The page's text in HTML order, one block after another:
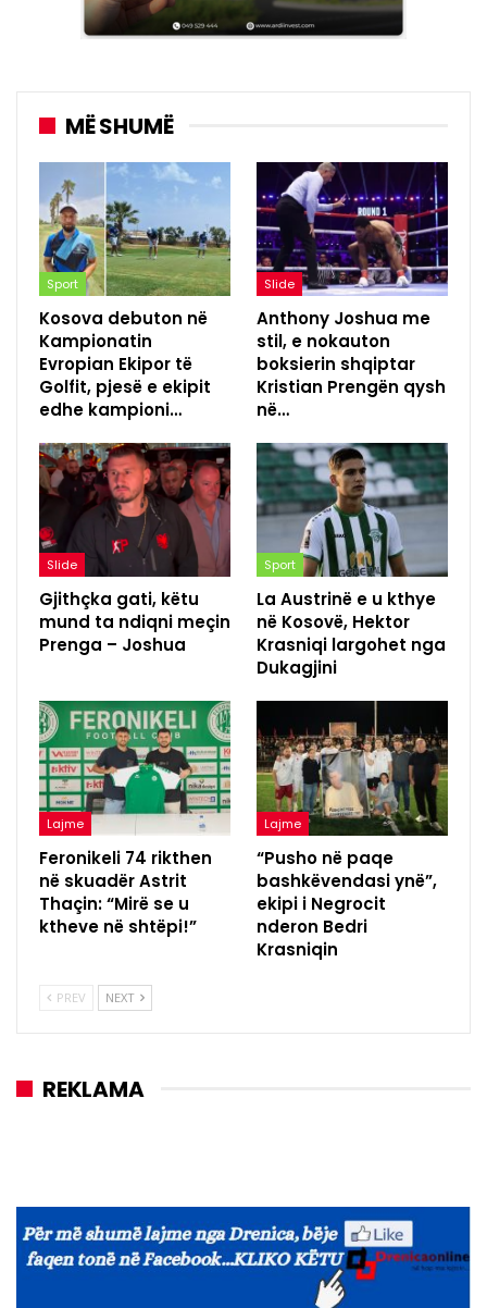
MË SHUMË
Sport
Kosova debuton në
Kampionatin
Evropian Ekipor të
Golfit, pjesë e ekipit
edhe kampioni…
Slide
Anthony Joshua me
stil, e nokauton
boksierin shqiptar
Kristian Prengën qysh
në…
Slide
Gjithçka gati, këtu
mund ta ndiqni meçin
Prenga – Joshua
Sport
La Austrinë e u kthye
në Kosovë, Hektor
Krasniqi largohet nga
Dukagjini
Lajme
Feronikeli 74 rikthen
në skuadër Astrit
Thaçin: “Mirë se u
ktheve në shtëpi!”
Lajme
“Pusho në paqe
bashkëvendasi ynë”,
ekipi i Negrocit
nderon Bedri
Krasniqin
PREV NEXT
REKLAMA